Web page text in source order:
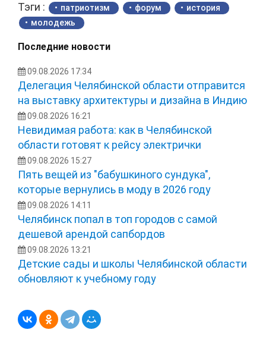
Тэги : патриотизм форум
история
молодежь
Последние новости
09.08.2026 17:34
Делегация Челябинской области отправится
на выставку архитектуры и дизайна в Индию
09.08.2026 16:21
Невидимая работа: как в Челябинской
области готовят к рейсу электрички
09.08.2026 15:27
Пять вещей из "бабушкиного сундука",
которые вернулись в моду в 2026 году
09.08.2026 14:11
Челябинск попал в топ городов с самой
дешевой арендой сапбордов
09.08.2026 13:21
Детские сады и школы Челябинской области
обновляют к учебному году